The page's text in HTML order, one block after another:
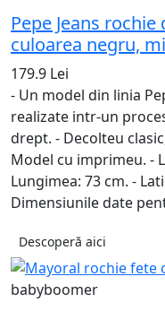
Pepe Jeans
culoarea negru,
179.9 Lei
- Un model din linia
realizate intr-un
drept. - Decolteu
Model cu imprimeu. -
Lungimea: 73 cm. -
Dimensiunile date
Descoperă aici
babyboomer